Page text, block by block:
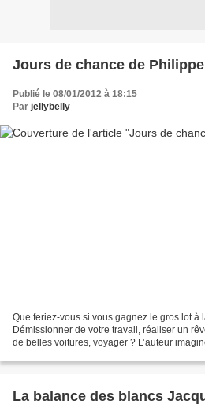
Jours de chance de
Publié le 08/01/2012 à 18:15
Par jellybelly
Que feriez-vous si vous gagnez le gros lot à
Démissionner de votre travail, réaliser un
de belles voitures, voyager ? L’auteur
La balance